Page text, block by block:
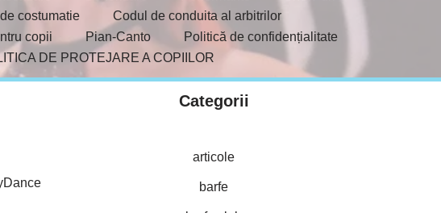
costumatie
Codul de conduita al arbitrilor
copii Pian-Canto
Politică de confidențialitate
DE PROTEJARE A COPIILOR
Categorii
articole
barfe